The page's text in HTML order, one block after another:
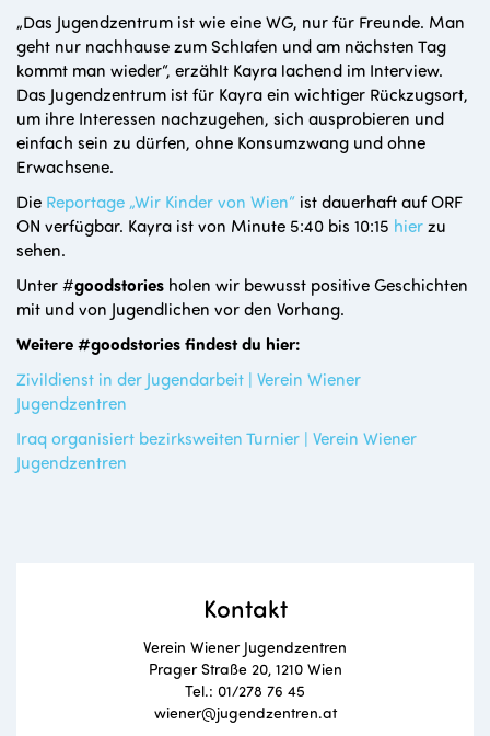
„Das Jugendzentrum ist wie eine WG, nur für Freunde. Man
geht nur nachhause zum Schlafen und am nächsten Tag
kommt man wieder“, erzählt Kayra lachend im Interview.
Das Jugendzentrum ist für Kayra ein wichtiger Rückzugsort,
um ihre Interessen nachzugehen, sich ausprobieren und
einfach sein zu dürfen, ohne Konsumzwang und ohne
Erwachsene.
Die Reportage „Wir Kinder von Wien“ ist dauerhaft auf ORF
ON verfügbar. Kayra ist von Minute 5:40 bis 10:15 hierzu
sehen.
Unter #goodstories holen wir bewusst positive Geschichten
mit und von Jugendlichen vor den Vorhang.
Weitere #goodstories findest du hier:
Zivildienst in der Jugendarbeit | Verein Wiener
Jugendzentren
Iraq organisiert bezirksweiten Turnier | Verein Wiener
Jugendzentren
Kontakt
Verein Wiener Jugendzentren
Prager Straße 20, 1210 Wien
Tel.: 01/278 76 45
wiener@jugendzentren.at